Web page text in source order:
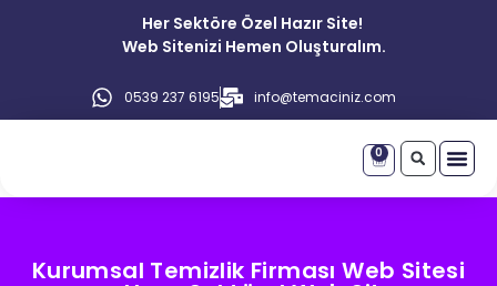
Her Sektöre Özel Hazır Site!
Web Sitenizi Hemen Oluşturalım.
0539 237 6195 info@temaciniz.com
0
Kurumsal Temizlik Firması Web Sitesi